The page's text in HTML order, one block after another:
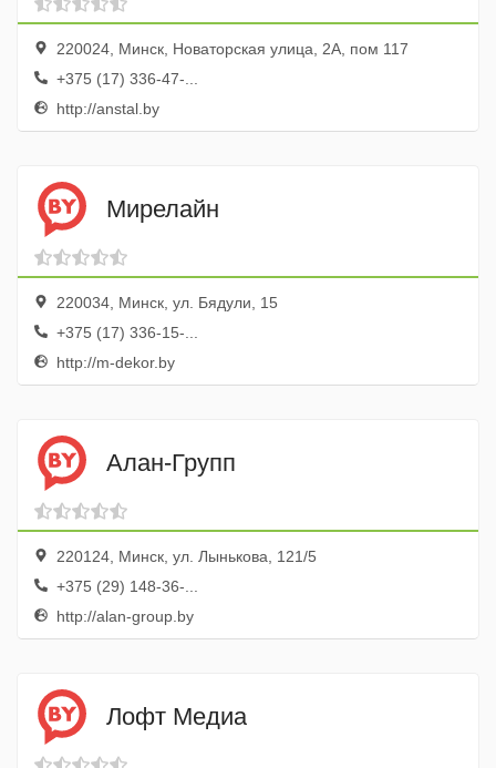
220024, Минск, Новаторская улица, 2А, пом 117
+375 (17) 336-47-...
http://anstal.by
Мирелайн
220034, Минск, ул. Бядули, 15
+375 (17) 336-15-...
http://m-dekor.by
Алан-Групп
220124, Минск, ул. Лынькова, 121/5
+375 (29) 148-36-...
http://alan-group.by
Лофт Медиа